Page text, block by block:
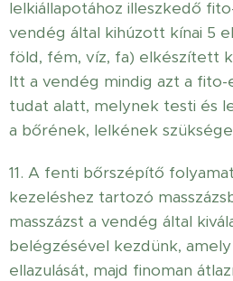
lelkiállapotához illeszkedő
vendég által kihúzott kínai 5
föld, fém, víz, fa) elkészített
Itt a vendég mindig azt a fito-
tudat alatt, melynek testi és
a bőrének, lelkének
11. A fenti bőrszépítő
kezeléshez tartozó
masszázst a vendég által
belégzésével kezdünk,
ellazulását, majd finoman